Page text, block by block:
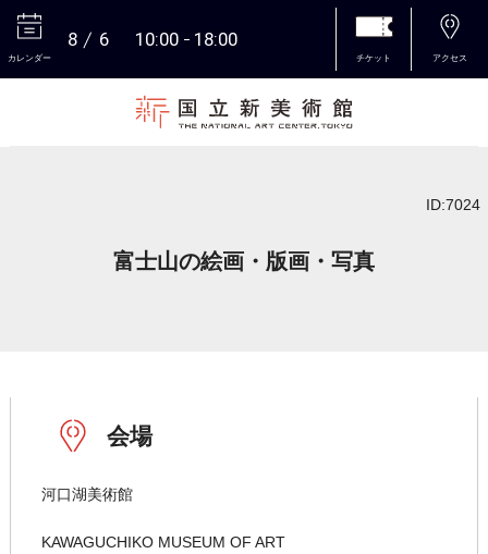
カレンダー
8 6 10:00 18:00
チケット アクセス
ID:7024
富士山の絵画・版画・写真
会場
河口湖美術館
KAWAGUCHIKO MUSEUM OF ART